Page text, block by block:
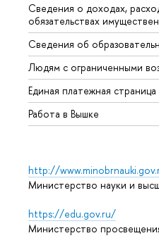
Сведения о доходах,
обязательствах
Сведения об
Людям с ограниченными
Единая платежная страница
Работа в Вышке
http://
Министерство науки и
https://edu.gov.ru/
Министерство